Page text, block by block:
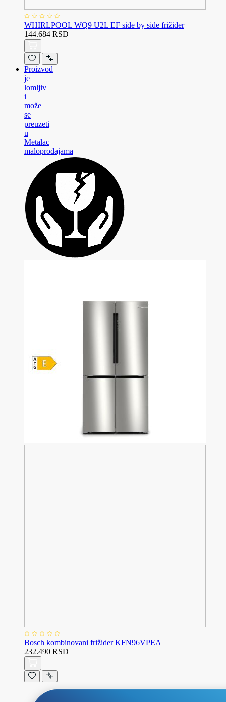
WHIRLPOOL WQ9 U2L EF side by side frižider
144.684 RSD
Proizvod
je
lomljiv
i
može
se
preuzeti
u
Metalac
maloprodajama
Bosch kombinovani frižider KFN96VPEA
232.490 RSD